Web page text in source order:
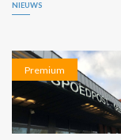
NIEUWS
Premium